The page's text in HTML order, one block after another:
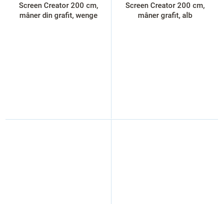
Screen Creator 200 cm,
mâner din grafit, wenge
Screen Creator 200 cm,
mâner grafit, alb